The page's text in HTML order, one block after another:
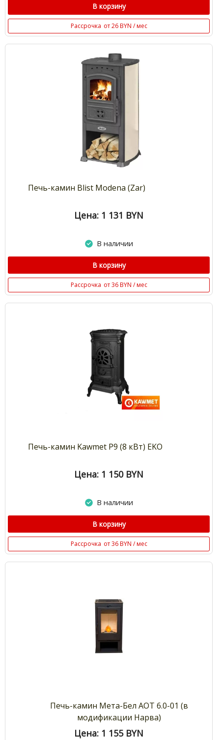
В корзину
Рассрочка от 26 BYN / мес
Печь-камин Blist Modena (Zar)
Цена: 1 131 BYN
В наличии
В корзину
Рассрочка от 36 BYN / мес
Печь-камин Kawmet P9 (8 кВт) EKO
Цена: 1 150 BYN
В наличии
В корзину
Рассрочка от 36 BYN / мес
Печь-камин Мета-Бел АОТ 6.0-01 (в
модификации Нарва)
Цена: 1 155 BYN